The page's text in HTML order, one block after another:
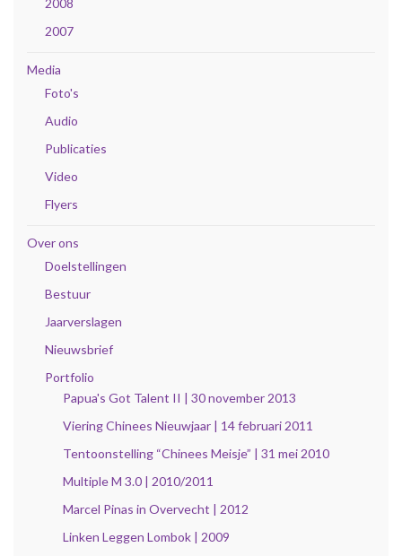
2008
2007
Media
Foto's
Audio
Publicaties
Video
Flyers
Over ons
Doelstellingen
Bestuur
Jaarverslagen
Nieuwsbrief
Portfolio
Papua's Got Talent II | 30 november 2013
Viering Chinees Nieuwjaar | 14 februari 2011
Tentoonstelling “Chinees Meisje” | 31 mei 2010
Multiple M 3.0 | 2010/2011
Marcel Pinas in Overvecht | 2012
Linken Leggen Lombok | 2009